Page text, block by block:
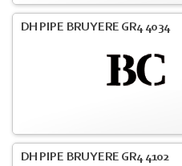
DH PIPE BRUYERE GR4 4034
DH PIPE BRUYERE GR4 4102